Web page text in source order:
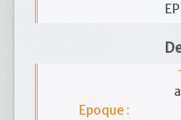
Epoque :